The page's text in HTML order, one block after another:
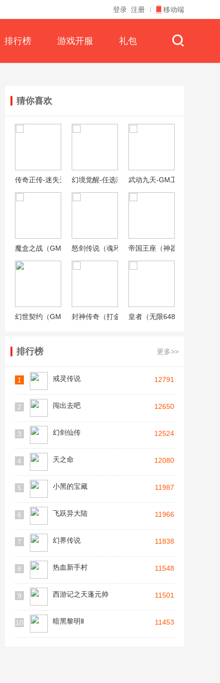
登录 注册 移动端
排行榜 游戏开服 礼包
猜你喜欢
传奇正传-迷失无限刀幻境觉醒-任选满星万充武动九天-GM工具刷充
魔盒之战（GM无限刷充）怒剑传说（魂环刀刀爆）帝国王座（神器无限刀）
幻世契约（GM扶持刷充）封神传奇（打金百万代币）皇者（无限648提充器）
排行榜 更多>>
1 戒灵传说 12791
2 闯出去吧 12650
3 幻剑仙传 12524
4 天之命 12080
5 小黑的宝藏 11987
6 飞跃异大陆 11966
7 幻界传说 11838
8 热血新手村 11548
9 西游记之天蓬元帅 11501
10 暗黑黎明Ⅱ 11453